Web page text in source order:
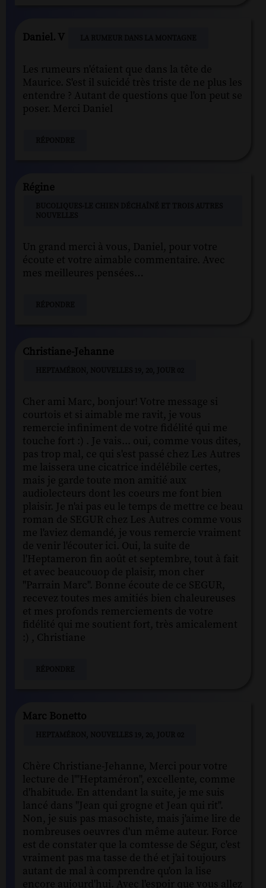
Daniel. V
Les rumeurs n'étaient que dans la tête de
Maurice. S'est il suicidé très triste de ne plus les
entendre ? Autant de questions que l'on peut se
poser. Merci Daniel
Régine
Un grand merci à vous, Daniel, pour votre
écoute et votre aimable commentaire. Avec
mes meilleures pensées…
Christiane-Jehanne
Cher ami Marc, bonjour! Votre message si
courtois et si aimable me ravit, je vous
remercie infiniment de votre fidélité qui me
touche fort :) . Je vais... oui, comme vous dites,
pas trop mal, ce qui s'est passé chez Les Autres
me laissera une cicatrice indélébile certes,
mais je garde toute mon amitié aux
audiolecteurs dont les coeurs me font bien
plaisir. Je n'ai pas eu le temps de mettre ce beau
roman de SEGUR chez Les Autres comme vous
me l'aviez demandé, je vous remercie vraiment
de venir l'écouter ici. Oui, la suite de
l'Heptameron fin août et septembre, tout à fait
et avec beaucouop de plaisir, mon cher
"Parrain Marc". Bonne écoute de ce SEGUR,
recevez toutes mes amitiés bien chaleureuses
et mes profonds remerciements de votre
fidélité qui me soutient fort, très amicalement
:) , Christiane
Marc Bonetto
Chère Christiane-Jehanne, Merci pour votre
lecture de l'"Heptaméron", excellente, comme
d'habitude. En attendant la suite, je me suis
lancé dans "Jean qui grogne et Jean qui rit".
Non, je suis pas masochiste, mais j'aime lire de
nombreuses oeuvres d'un même auteur. Force
est de constater que la comtesse de Ségur, c'est
vraiment pas ma tasse de thé et j'ai toujours
autant de mal à comprendre qu'on la lise
encore aujourd'hui. Avec l'espoir que vous allez